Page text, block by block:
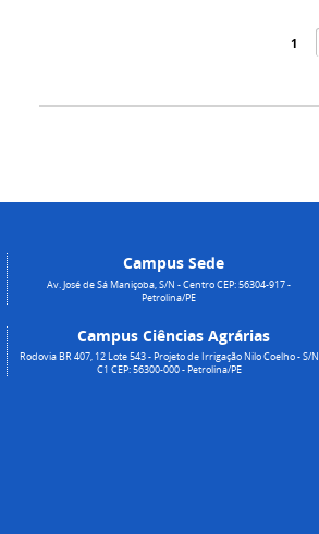
1
Campus Sede
Av. José de Sá Maniçoba, S/N - Centro CEP: 56304-917 -
Petrolina/PE
Campus Ciências Agrárias
Rodovia BR 407, 12 Lote 543 - Projeto de Irrigação Nilo Coelho - S/N
C1 CEP: 56300-000 - Petrolina/PE